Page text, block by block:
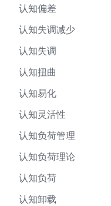
认知偏差
认知失调减少
认知失调
认知扭曲
认知易化
认知灵活性
认知负荷管理
认知负荷理论
认知负荷
认知卸载